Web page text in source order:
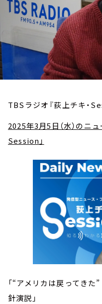
TBSラジオ『荻上チキ・
2025年3月5日（水）のニ
Session」
「“アメリカは戻ってき
針演説」